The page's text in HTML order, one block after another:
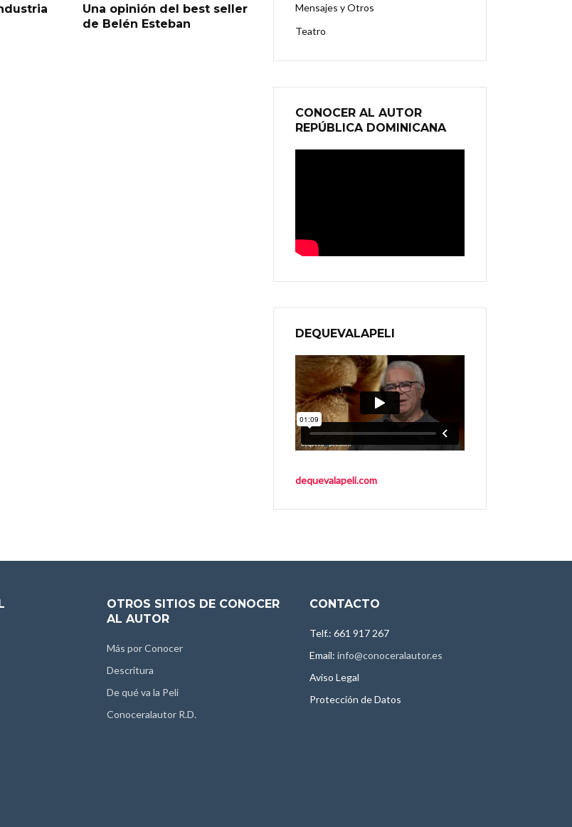
Una opinión del best seller
de Belén Esteban
Mensajes y Otros
Teatro
CONOCER AL AUTOR
REPÚBLICA DOMINICANA
DEQUEVALAPELI
dequevalapeli.com
OTROS SITIOS DE CONOCER
AL AUTOR
Más por Conocer
Descritura
De qué va la Peli
Conoceralautor R.D.
CONTACTO
Telf.: 661 917 267
Email: info@conoceralautor.es
Aviso Legal
Protección de Datos